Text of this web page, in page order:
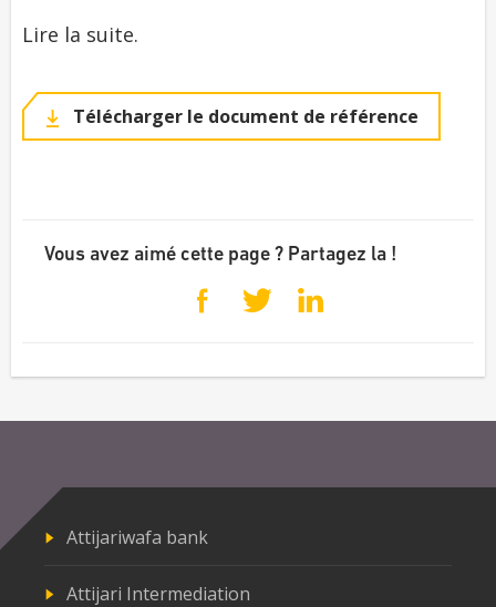
Lire la suite.
Télécharger le document de référence
Vous avez aimé cette page ? Partagez la !
Attijariwafa bank
Attijari Intermediation